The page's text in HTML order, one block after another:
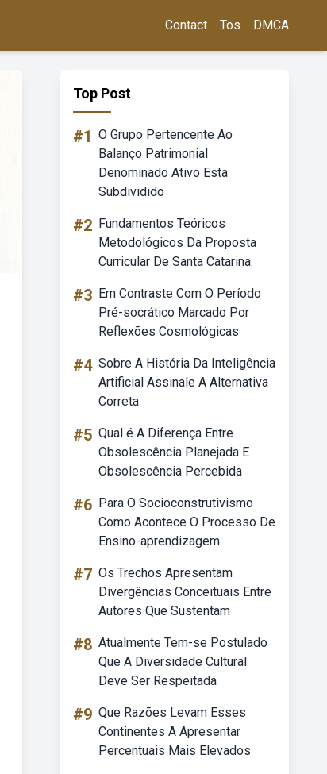
Contact Tos DMCA
Top Post
#1 O Grupo Pertencente Ao
Balanço Patrimonial
Denominado Ativo Esta
Subdividido
#2 Fundamentos Teóricos
Metodológicos Da Proposta
Curricular De Santa Catarina.
#3 Em Contraste Com O Período
Pré-socrático Marcado Por
Reflexões Cosmológicas
#4 Sobre A História Da Inteligência
Artificial Assinale A Alternativa
Correta
#5 Qual é A Diferença Entre
Obsolescência Planejada E
Obsolescência Percebida
#6 Para O Socioconstrutivismo
Como Acontece O Processo De
Ensino-aprendizagem
#7 Os Trechos Apresentam
Divergências Conceituais Entre
Autores Que Sustentam
#8 Atualmente Tem-se Postulado
Que A Diversidade Cultural
Deve Ser Respeitada
#9 Que Razões Levam Esses
Continentes A Apresentar
Percentuais Mais Elevados